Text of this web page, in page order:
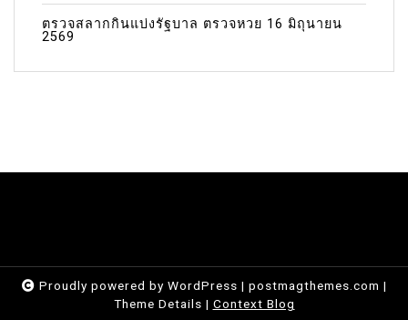
ตรวจสลากกินแบ่งรัฐบาล ตรวจหวย 16 มิถุนายน
2569
Proudly powered by WordPress | postmagthemes.com |
Theme Details | Context Blog